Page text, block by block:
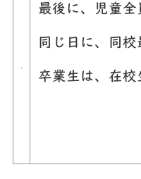
最後に、児童
同じ日に、同
卒業生は、在